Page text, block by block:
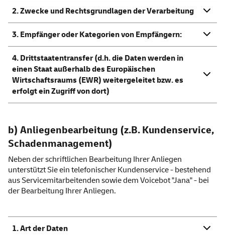
2. Zwecke und Rechtsgrundlagen der Verarbeitung
3. Empfänger oder Kategorien von Empfängern:
4. Drittstaatentransfer (d.h. die Daten werden in
einen Staat außerhalb des Europäischen
Wirtschaftsraums (EWR) weitergeleitet bzw. es
erfolgt ein Zugriff von dort)
b) Anliegenbearbeitung (z.B. Kundenservice,
Schadenmanagement)
Neben der schriftlichen Bearbeitung Ihrer Anliegen
unterstützt Sie ein telefonischer Kundenservice - bestehend
aus Servicemitarbeitenden sowie dem Voicebot "Jana" - bei
der Bearbeitung Ihrer Anliegen.
1. Art der Daten